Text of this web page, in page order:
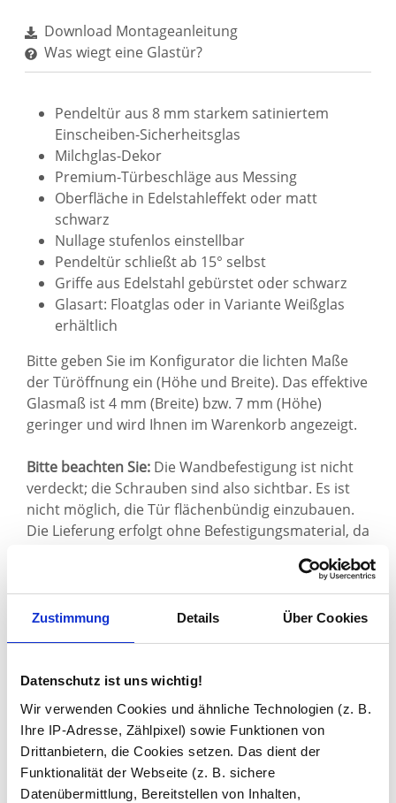
Zustimmung Details Über Cookies
Datenschutz ist uns wichtig!
Wir verwenden Cookies und ähnliche Technologien (z. B.
Ihre IP-Adresse, Zählpixel) sowie Funktionen von
Drittanbietern, die Cookies setzen. Das dient der
Funktionalität der Webseite (z. B. sichere
Datenübermittlung, Bereitstellen von Inhalten,
Pendeltür aus 8 mm starkem satiniertem
Einscheiben-Sicherheitsglas
Milchglas-Dekor
Premium-Türbeschläge aus Messing
Oberfläche in Edelstahleffekt oder matt
schwarz
Nullage stufenlos einstellbar
Pendeltür schließt ab 15° selbst
Griffe aus Edelstahl gebürstet oder schwarz
Glasart: Floatglas oder in Variante Weißglas
erhältlich
Bitte geben Sie im Konfigurator die lichten Maße
der Türöffnung ein (Höhe und Breite). Das effektive
Glasmaß ist 4 mm (Breite) bzw. 7 mm (Höhe)
geringer und wird Ihnen im Warenkorb angezeigt.
Bitte beachten Sie: Die Wandbefestigung ist nicht
verdeckt; die Schrauben sind also sichtbar. Es ist
nicht möglich, die Tür flächenbündig einzubauen.
Die Lieferung erfolgt ohne Befestigungsmaterial, da
Sie haben gelesen: Glas Pendeltür AREA 10 kaufen
Download Montageanleitung
Was wiegt eine Glastür?
Zuletzt angesehen